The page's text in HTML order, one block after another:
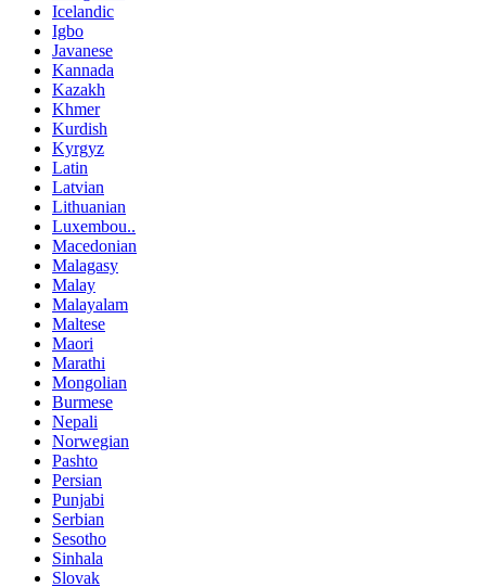
Icelandic
Igbo
Javanese
Kannada
Kazakh
Khmer
Kurdish
Kyrgyz
Latin
Latvian
Lithuanian
Luxembou..
Macedonian
Malagasy
Malay
Malayalam
Maltese
Maori
Marathi
Mongolian
Burmese
Nepali
Norwegian
Pashto
Persian
Punjabi
Serbian
Sesotho
Sinhala
Slovak